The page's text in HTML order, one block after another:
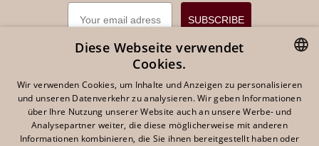
EMAIL
SUBSCRIBE
Deutsch EUR €
DUTCH
ENGLISH
GERMAN
Diese Webseite verwendet
Cookies.
Wir verwenden Cookies, um Inhalte und Anzeigen zu personalisieren
und unseren Datenverkehr zu analysieren. Wir geben Informationen
über Ihre Nutzung unserer Website auch an unsere Werbe- und
Analysepartner weiter, die diese möglicherweise mit anderen
Informationen kombinieren, die Sie ihnen bereitgestellt haben oder